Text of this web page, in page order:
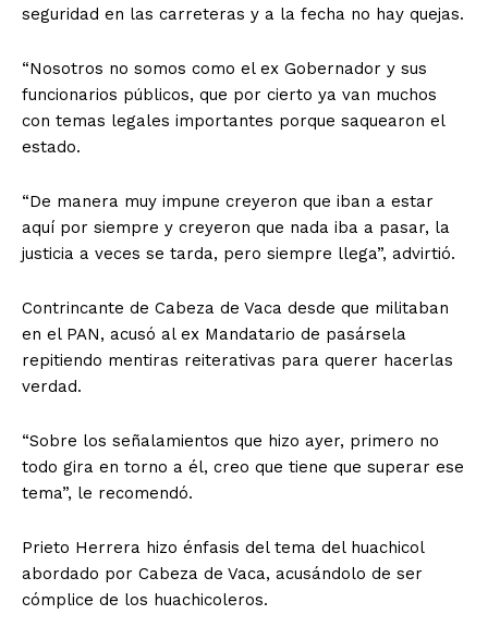
seguridad en las carreteras y a la fecha no hay quejas.
“Nosotros no somos como el ex Gobernador y sus
funcionarios públicos, que por cierto ya van muchos
con temas legales importantes porque saquearon el
estado.
“De manera muy impune creyeron que iban a estar
aquí por siempre y creyeron que nada iba a pasar, la
justicia a veces se tarda, pero siempre llega”, advirtió.
Contrincante de Cabeza de Vaca desde que militaban
en el PAN, acusó al ex Mandatario de pasársela
repitiendo mentiras reiterativas para querer hacerlas
verdad.
“Sobre los señalamientos que hizo ayer, primero no
todo gira en torno a él, creo que tiene que superar ese
tema”, le recomendó.
Prieto Herrera hizo énfasis del tema del huachicol
abordado por Cabeza de Vaca, acusándolo de ser
cómplice de los huachicoleros.